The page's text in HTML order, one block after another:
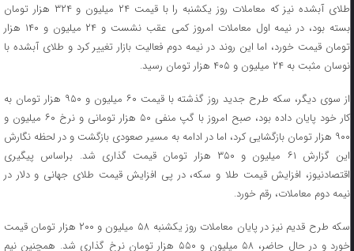
طلای آبشده نیز که معاملات روز یکشنبه را با قیمت ۲۴ میلیون و ۳۲۴ هزار تومان
بسته بود، در نیمه اول معاملات امروز کمی عقب نشست و ۲۴ میلیون و ۱۴۰ هزار
تومان قیمت خورد،‌ اما این روند در نیمه دوم فعالیت بازار تغییر کرد و طلای آبشده با
نوسان مثبت به ۲۴ میلیون و ۴۰۵ هزار تومان رسید.
از سوی دیگر، سکه طرح جدید روز گذشته با قیمت ۶۰ میلیون و ۹۵۰ هزار تومان به
کار خود پایان داده بود، صبح امروز با گپ منفی ۵۰ هزار تومانی و نرخ ۶۰ میلیون و
۹۰۰ هزار تومان بازگشایی کرد، اما در ادامه به مسیر صعودی بازگشت و در لحظه نگارش
این گزارش ۶۱ میلیون و ۳۵۰ هزار تومان قیمت گذاری شد. براساس پیگیری
اقتصادنیوز، افزایش قیمت طلا و سکه، در پی افزایش قیمت طلای جهانی و دلار در
نیمه دوم معاملات، رقم خورد.
سکه طرح قدیم نیز در پایان معاملات روز یکشنبه ۵۸ میلیون و ۲۰۰ هزار تومان قیمت
خورد و در حال حاضر، ۵۸ میلیون و ۵۵۰ هزار تومان نرخ گذاری شد. همچنین نیم